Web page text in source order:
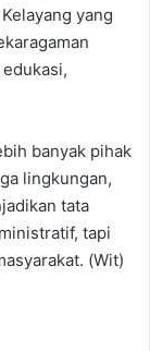
yang
banyak pihak
lingkungan,
tata
tapi
(Wit)